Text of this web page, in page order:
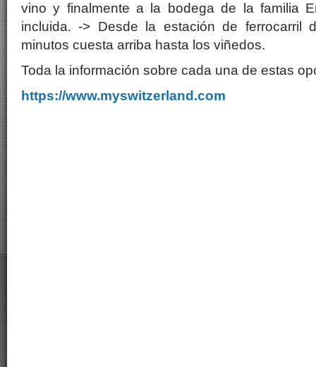
vino y finalmente a la bodega de la familia
incluida. -> Desde la estación de ferrocarril
minutos cuesta arriba hasta los viñedos.
Toda la información sobre cada una de estas
https://www.myswitzerland.com